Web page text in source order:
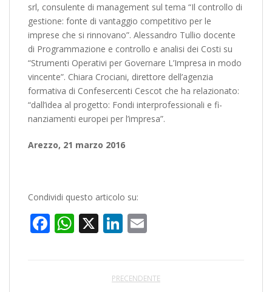
srl, consulente di management sul tema “Il controllo di
gestione: fonte di vantaggio competitivo per le
imprese che si rinnovano”. Alessandro Tullio docente
di Programmazione e controllo e analisi dei Costi su
“Strumenti Operativi per Governare L’Impresa in modo
vincente”. Chiara Crociani, direttore dell’agenzia
formativa di Confesercenti Cescot che ha relazionato:
“dall’idea al progetto: Fondi interprofessionali e fi­
nanziamenti europei per l’impresa”.
Arezzo, 21 marzo 2016
Condividi questo articolo su:
Facebook
WhatsApp
X LinkedIn
PRECENDENTE